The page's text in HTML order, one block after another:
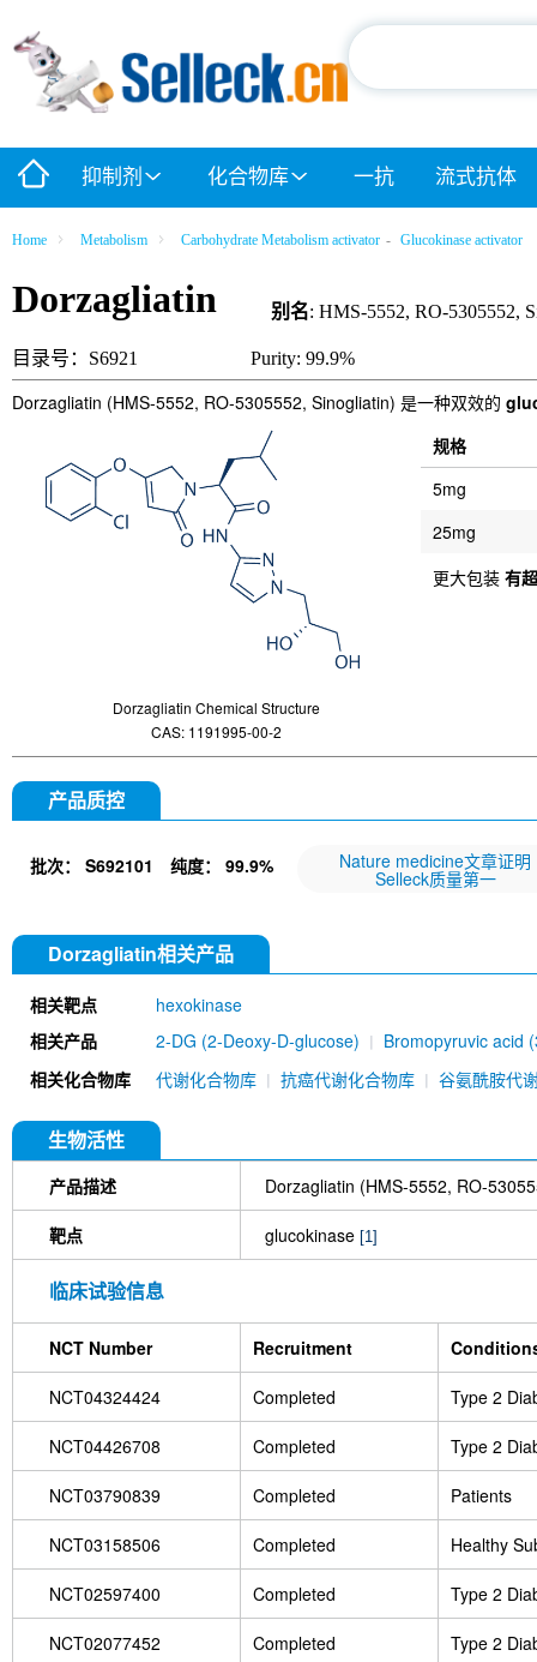
抑制剂 化合物库 一抗 流式抗体
Home Metabolism Carbohydrate Metabolism activator - Glucokinase activator
Dorzagliatin 别名: HMS-5552, RO-5305552,
目录号：S6921 Purity: 99.9%
Dorzagliatin (HMS-5552, RO-5305552, Sinogliatin) 是一种双效的
Dorzagliatin Chemical Structure
CAS: 1191995-00-2
规格
5mg
25mg
更大包装 有
产品质控
批次： S692101 纯度： 99.9% Nature medicine文章证明
Selleck质量第一
Dorzagliatin相关产品
相关靶点
hexokinase
相关产品
2-DG (2-Deoxy-D-glucose)
Bromopyruvic acid
相关化合物库 代谢化合物库 抗癌代谢化合物库 谷氨酰胺代
生物活性
产品描述 Dorzagliatin (HMS-5552, RO-
靶点 glucokinase [1]
临床试验信息
NCT Number Recruitment
NCT04324424 Completed Type 2
NCT04426708 Completed Type 2
NCT03790839 Completed Patients
NCT03158506 Completed Healthy
NCT02597400 Completed Type 2
NCT02077452 Completed Type 2